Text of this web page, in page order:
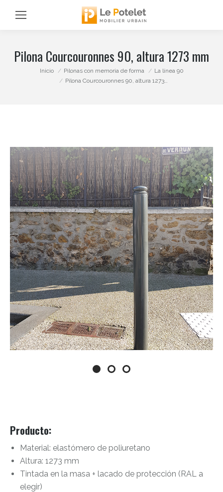
Pilona Courcouronnes 90, altura 1273 mm
Estás aquí:
Inicio Pilonas con memoria de forma
La línea 90
Pilona Courcouronnes 90, altura 1273…
Producto:
Material: elastómero de poliuretano
Altura: 1273 mm
Tintada en la masa + lacado de protección (RAL a
elegir)